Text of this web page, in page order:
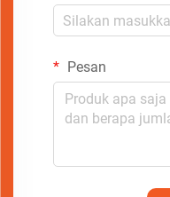
Pesan